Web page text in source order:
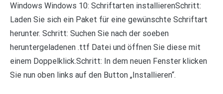
Windows Windows 10: Schriftarten installierenSchritt:
Laden Sie sich ein Paket für eine gewünschte Schriftart
herunter. Schritt: Suchen Sie nach der soeben
heruntergeladenen .ttf Datei und öffnen Sie diese mit
einem Doppelklick.Schritt: In dem neuen Fenster klicken
Sie nun oben links auf den Button „Installieren“.